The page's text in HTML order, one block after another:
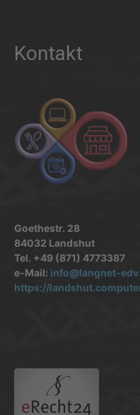
Kontakt
Goethestr. 28
84032 Landshut
Tel. +49 (871) 4773387
e-Mail: info@langnet-
https://